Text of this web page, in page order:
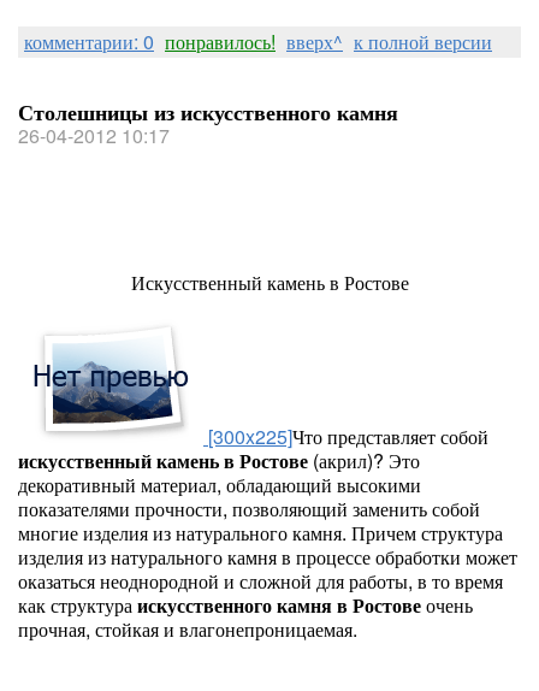
комментарии: 0 понравилось! вверх^ к полной версии
Столешницы из искусственного камня
26-04-2012 10:17
Искусственный камень в Ростове
[300x225]Что представляет собой
искусственный камень в Ростове (акрил)? Это
декоративный материал, обладающий высокими
показателями прочности, позволяющий заменить собой
многие изделия из натурального камня. Причем структура
изделия из натурального камня в процессе обработки может
оказаться неоднородной и сложной для работы, в то время
как структураискусственного камня в Ростовеочень
прочная, стойкая и влагонепроницаемая.